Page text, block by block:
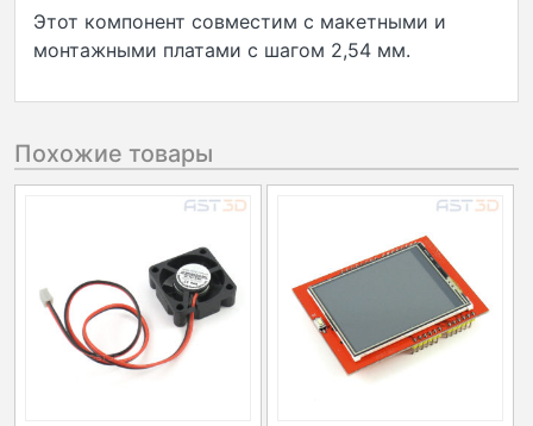
Этот компонент совместим с макетными и
монтажными платами с шагом 2,54 мм.
Похожие товары